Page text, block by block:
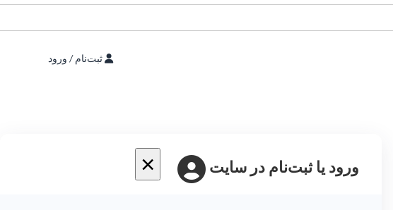
ثبت‌نام / ورود
× ورود یا ثبت‌نام در سایت